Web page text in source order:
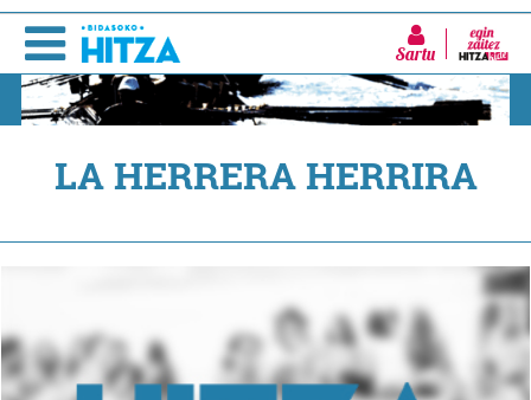
Sartu
LA HERRERA HERRIRA